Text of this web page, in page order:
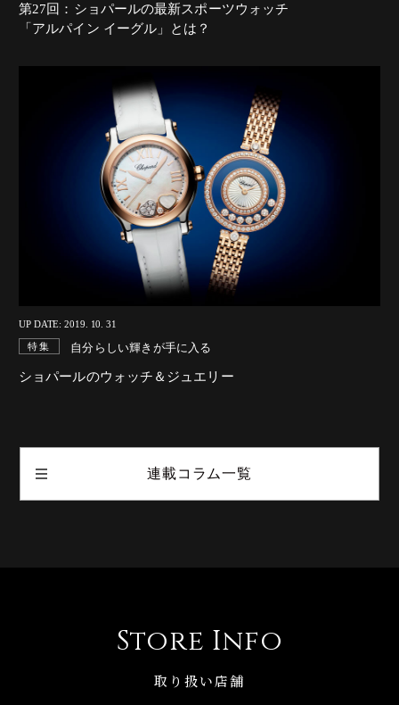
第27回：ショパールの最新スポーツウォッチ
「アルパイン イーグル」とは？
UP DATE: 2019. 10. 31
特集 自分らしい輝きが手に入る
ショパールのウォッチ＆ジュエリー
連載コラム一覧
Store Info
取り扱い店舗